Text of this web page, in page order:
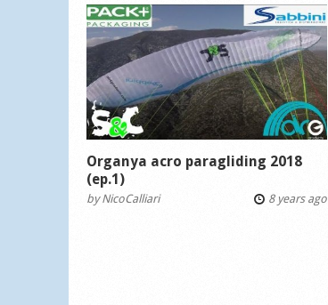
Organya acro paragliding 2018
(ep.1)
byNicoCalliari 8 years ago